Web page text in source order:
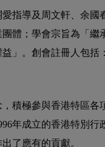
指導及周文軒、余
體；學會宗旨為「
」。創會註冊人包
積極參與香港特區
年成立的香港特別
了應有的貢獻。